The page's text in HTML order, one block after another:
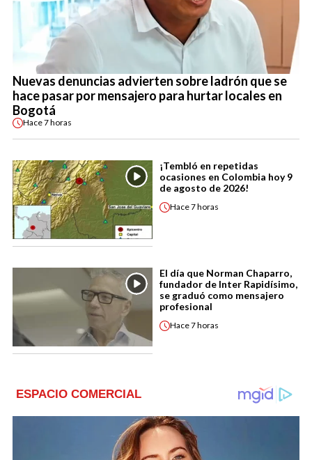
Nuevas denuncias advierten sobre ladrón que se
hace pasar por mensajero para hurtar locales en
Bogotá
Hace7 horas
¡Tembló en repetidas
ocasiones en Colombia hoy 9
de agosto de 2026!
Hace7 horas
El día que Norman Chaparro,
fundador de Inter Rapidísimo,
se graduó como mensajero
profesional
Hace7 horas